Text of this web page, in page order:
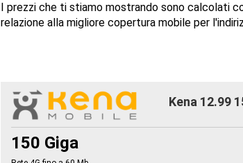
I prezzi che ti stiamo mostrando sono calcolati
relazione alla migliore copertura mobile per
Kena 12.99
150 Giga